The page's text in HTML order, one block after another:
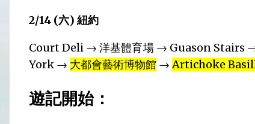
2/14 (六) 紐約
Court Deli → 洋基體育場 → Guason Stairs
York → 大都會藝術博物館 →Artichoke
遊記開始：